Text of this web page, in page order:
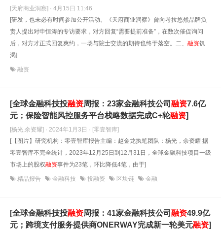
[天府商业洞察] · 4月15日 11:46
[研发，也未必有时间参加公开活动。《天府商业洞察》曾向考拉悠然品牌负
责人提出对申恒涛的专访要求，对方回复“需要提前准备”，在数次催促询问
后，对方才正式回复爽约，一场与院士交流的期待也终于落空。二、 融资饥
渴]
融资
[全球金融科技投融资周报：23家金融科技公司 融资7.6亿
元；保险智能风控服务平台栈略数据完成C+轮融资]
[杨光,余资耀] · 2024年1月3日 · [零壹智库]
[【图片】研究机构：零壹智库报告主编：赵金龙执笔团队：杨光，余资耀 据
零壹智库不完全统计，2023年12月25日到12月31日，全球金融科技项目一级
市场上的股权融资事件为23笔，环比降低4笔，由于]
精品报告 金融科技 投融资 区块链 金融
[全球金融科技投融资周报：41家金融科技公司 融资49.9亿
元；跨境支付服务提供商ONERWAY完成新一轮美元融资]